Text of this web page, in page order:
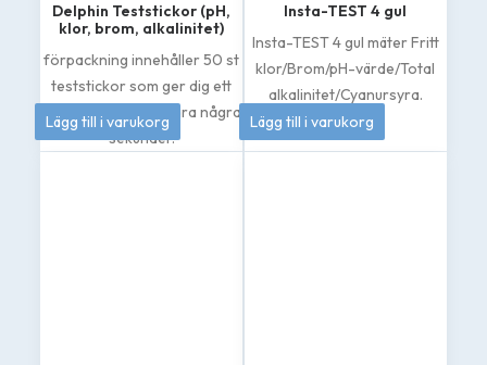
Delphin Teststickor (pH,
klor, brom, alkalinitet)
förpackning innehåller 50 st
teststickor som ger dig ett
tydligt resultat på bara några
sekunder.
79kr
Lägg till i varukorg
Insta-TEST 4 gul
Insta-TEST 4 gul mäter Fritt
klor/Brom/pH-värde/Total
alkalinitet/Cyanursyra.
185kr
Lägg till i varukorg